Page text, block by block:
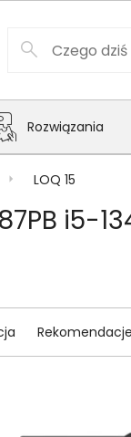
Rozwiązania
LOQ 15
i5-
Rekomendacje